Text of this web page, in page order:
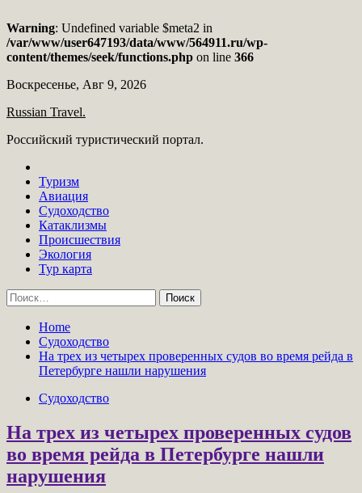
Warning: Undefined variable $meta2 in
/var/www/user647193/data/www/564911.ru/wp-
content/themes/seek/functions.php on line 366
Skip
content
Воскресенье, Авг 9, 2026
Russian Travel.
Российский туристический портал.
Туризм
Авиация
Судоходство
Катаклизмы
Происшествия
Экология
Тур карта
Найти:
Home
Судоходство
На трех из четырех проверенных судов во время рейда в
Петербурге нашли нарушения
Судоходство
На трех из четырех проверенных судов
во время рейда в Петербурге нашли
нарушения